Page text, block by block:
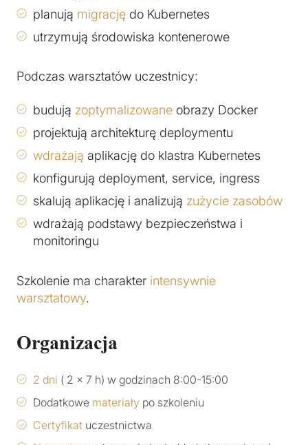
planują migrację do Kubernetes
utrzymują środowiska kontenerowe
Podczas warsztatów uczestnicy:
budują zoptymalizowane obrazy Docker
projektują architekturę deploymentu
wdrażają aplikację do klastra Kubernetes
konfigurują deployment, service, ingress
skalują aplikację i analizują zużycie zasobów
wdrażają podstawy bezpieczeństwa i
monitoringu
Szkolenie ma charakter intensywnie
warsztatowy.
Organizacja
2 dni ( 2 x 7 h) w godzinach 8:00-15:00
Dodatkowe materiały po szkoleniu
Certyfikat uczestnictwa